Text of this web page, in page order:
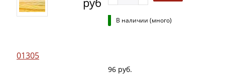
В наличии (много)
01305
96 руб.